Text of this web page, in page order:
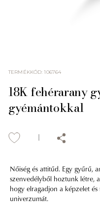
TERMÉKKÓD:106764
18K fehérarany
gyémántokkal
Nőiség és attitűd. Egy gyűrű,
szenvedélyből hoztunk létre,
hogy elragadjon a képzelet
univerzumát.